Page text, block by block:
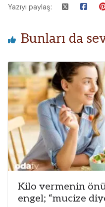
Yazıyı paylaş:
Bunları da
Kilo vermenin
engel; “mucize